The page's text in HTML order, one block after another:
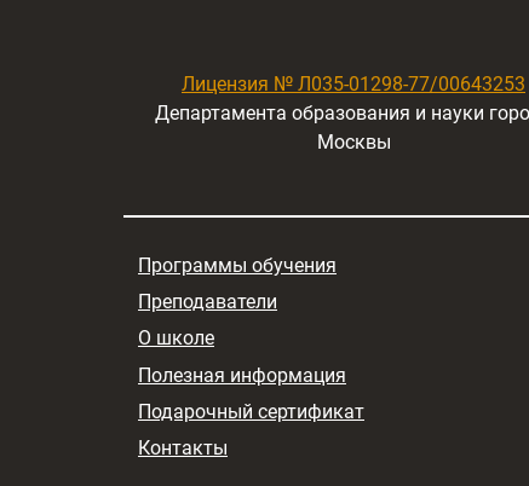
Лицензия № Л035-01298-77/00643253
Департамента образования и науки
Москвы
Программы обучения
Преподаватели
О школе
Полезная информация
Подарочный сертификат
Контакты